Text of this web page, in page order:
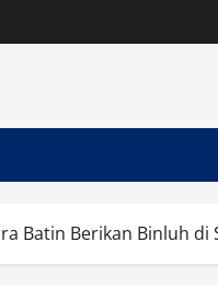
Batin Berikan Binluh di